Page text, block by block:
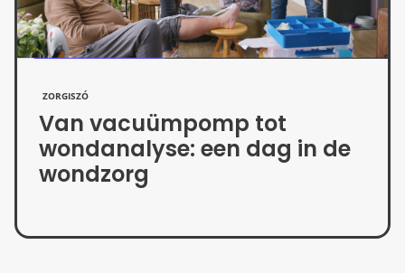
ZORGISZÓ
Van vacuümpomp tot
wondanalyse: een dag in de
wondzorg